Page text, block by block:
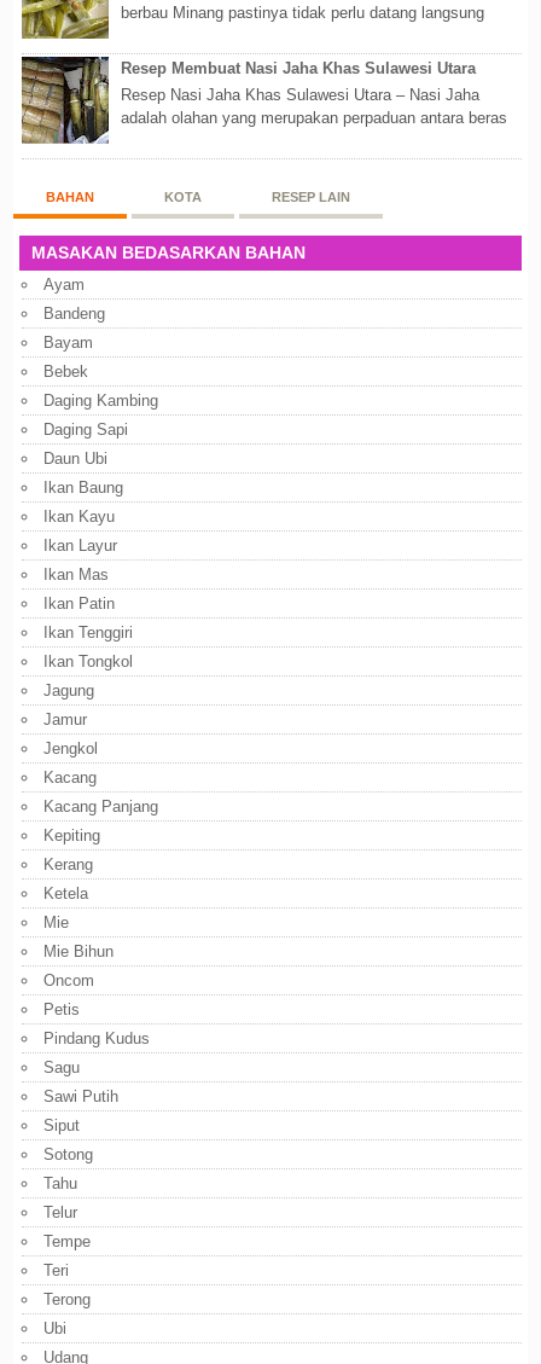
berbau Minang pastinya tidak perlu datang langsung
Resep Membuat Nasi Jaha Khas Sulawesi Utara
Resep Nasi Jaha Khas Sulawesi Utara – Nasi Jaha
adalah olahan yang merupakan perpaduan antara beras
BAHAN KOTA RESEP LAIN
MASAKAN BEDASARKAN BAHAN
Ayam
Bandeng
Bayam
Bebek
Daging Kambing
Daging Sapi
Daun Ubi
Ikan Baung
Ikan Kayu
Ikan Layur
Ikan Mas
Ikan Patin
Ikan Tenggiri
Ikan Tongkol
Jagung
Jamur
Jengkol
Kacang
Kacang Panjang
Kepiting
Kerang
Ketela
Mie
Mie Bihun
Oncom
Petis
Pindang Kudus
Sagu
Sawi Putih
Siput
Sotong
Tahu
Telur
Tempe
Teri
Terong
Ubi
Udang